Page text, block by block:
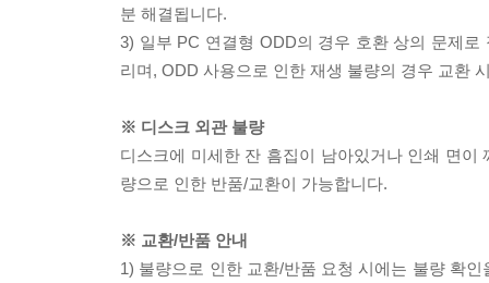
분 해결됩니다.
3) 일부 PC 연결형 ODD의 경우 호환 상의 문제
리며, ODD 사용으로 인한 재생 불량의 경우 교환
※ 디스크 외관 불량
디스크에 미세한 잔 흠집이 남아있거나 인쇄 면
량으로 인한 반품/교환이 가능합니다.
※ 교환/반품 안내
1) 불량으로 인한 교환/반품 요청 시에는 불량 확